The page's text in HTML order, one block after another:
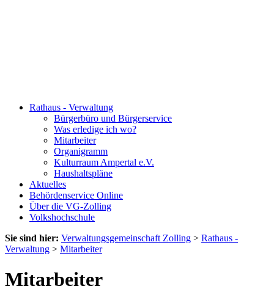
Rathaus - Verwaltung
Bürgerbüro und Bürgerservice
Was erledige ich wo?
Mitarbeiter
Organigramm
Kulturraum Ampertal e.V.
Haushaltspläne
Aktuelles
Behördenservice Online
Über die VG-Zolling
Volkshochschule
Sie sind hier: Verwaltungsgemeinschaft Zolling > Rathaus -
Verwaltung > Mitarbeiter
Mitarbeiter